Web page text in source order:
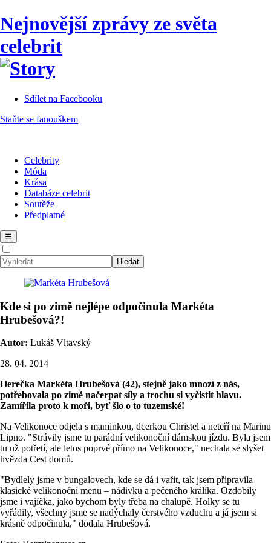
Nejnovější zprávy ze světa
celebrit
Sdílet na Facebooku
Staňte se fanouškem
Celebrity
Móda
Krása
Databáze celebrit
Soutěže
Předplatné
☰
Kde si po zimě nejlépe odpočinula Markéta
Hrubešová?!
Autor: Lukáš Vltavský
28. 04. 2014
Herečka Markéta Hrubešová (42), stejně jako mnozí z nás,
potřebovala po zimě načerpat síly a trochu si vyčistit hlavu.
Zamířila proto k moři, byť šlo o to tuzemské!
Na Velikonoce odjela s maminkou, dcerkou Christel a neteří na Marinu
Lipno. "Strávily jsme tu parádní velikonoční dámskou jízdu. Byla jsem
tu už potřetí, ale letos poprvé přímo na Velikonoce," nechala se slyšet
hvězda Cest domů.
"Bydlely jsme v bungalovech, kde se dá i vařit, tak jsem připravila
klasické velikonoční menu – nádivku a pečeného králíka. Ozdobily
jsme i vajíčka, jako bychom byly třeba na chalupě. Holky se tu
vyřádily, všechny jsme se nadýchaly čerstvého vzduchu a já jsem si
krásně odpočinula," dodala Hrubešová.